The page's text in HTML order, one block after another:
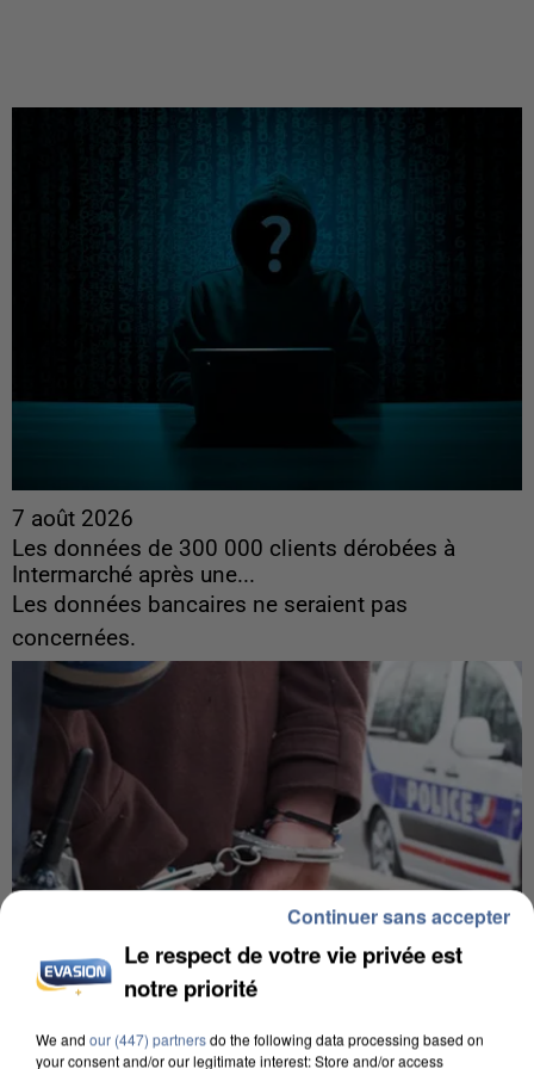
7 août 2026
Les données de 300 000 clients dérobées à
Intermarché après une...
Les données bancaires ne seraient pas
concernées.
Le respect de votre vie privée est
notre priorité
We and our (447) partnersdo the following data processing based on
your consent and/or our legitimate interest: Store and/or access
Continuer sans accepter